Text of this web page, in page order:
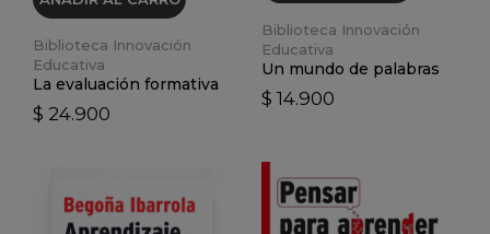
Biblioteca Innovación
Educativa
La evaluación formativa
$ 24.900
Biblioteca Innovación
Educativa
Un mundo de palabras
$ 14.900